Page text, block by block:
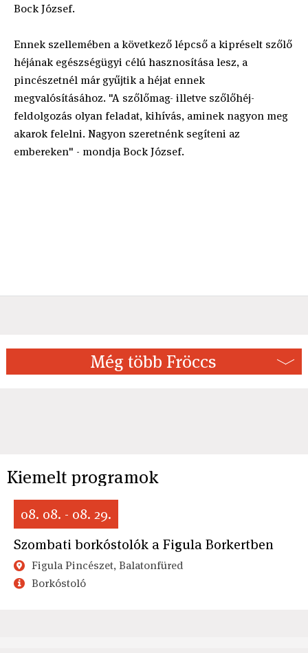
Bock József.
Ennek szellemében a következő lépcső a kipréselt szőlő
héjának egészségügyi célú hasznosítása lesz, a
pincészetnél már gyűjtik a héjat ennek
megvalósításához. "A szőlőmag- illetve szőlőhéj-
feldolgozás olyan feladat, kihívás, aminek nagyon meg
akarok felelni. Nagyon szeretnénk segíteni az
embereken" - mondja Bock József.
Még több Fröccs
Kiemelt programok
08. 08. - 08. 29.
Szombati borkóstolók a Figula Borkertben
Figula Pincészet, Balatonfüred
Borkóstoló